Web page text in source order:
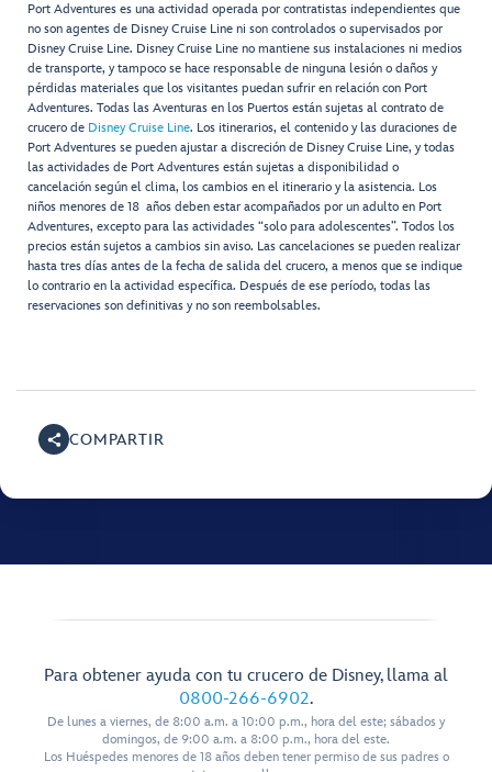
Port Adventures es una actividad operada por contratistas independientes que
no son agentes de Disney Cruise Line ni son controlados o supervisados por
Disney Cruise Line. Disney Cruise Line no mantiene sus instalaciones ni medios
de transporte, y tampoco se hace responsable de ninguna lesión o daños y
pérdidas materiales que los visitantes puedan sufrir en relación con Port
Adventures. Todas las Aventuras en los Puertos están sujetas al contrato de
crucero de Disney Cruise Line. Los itinerarios, el contenido y las duraciones de
Port Adventures se pueden ajustar a discreción de Disney Cruise Line, y todas
las actividades de Port Adventures están sujetas a disponibilidad o
cancelación según el clima, los cambios en el itinerario y la asistencia. Los
niños menores de 18 años deben estar acompañados por un adulto en Port
Adventures, excepto para las actividades “solo para adolescentes”. Todos los
precios están sujetos a cambios sin aviso. Las cancelaciones se pueden realizar
hasta tres días antes de la fecha de salida del crucero, a menos que se indique
lo contrario en la actividad específica. Después de ese período, todas las
reservaciones son definitivas y no son reembolsables.
COMPARTIR
Para obtener ayuda con tu crucero de Disney, llama al
0800-266-6902.
De lunes a viernes, de 8:00 a.m. a 10:00 p.m., hora del este; sábados y
domingos, de 9:00 a.m. a 8:00 p.m., hora del este.
Los Huéspedes menores de 18 años deben tener permiso de sus padres o